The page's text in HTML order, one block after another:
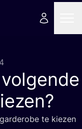
te kiezen